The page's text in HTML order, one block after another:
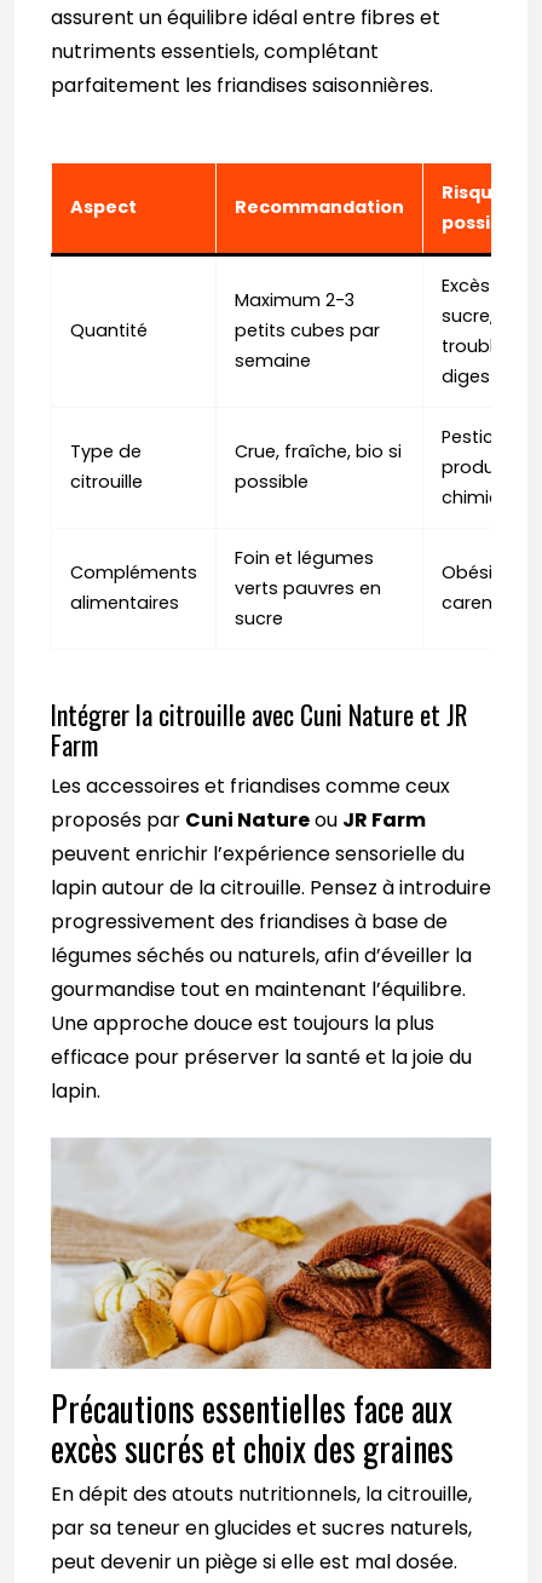
assurent un équilibre idéal entre fibres et
nutriments essentiels, complétant
parfaitement les friandises saisonnières.
Aspect Recommandation
Risques
possibles
Quantité
Maximum 2-3
petits cubes par
semaine
Excès de
sucre,
troubles
digestifs
Type de
citrouille
Crue, fraîche, bio si
possible
Pesticides,
produits
chimiques
Compléments
alimentaires
Foin et légumes
verts pauvres en
sucre
Obésité,
carences
Intégrer la citrouille avec Cuni Nature et JR
Farm
Les accessoires et friandises comme ceux
proposés par Cuni Natureou JR Farm
peuvent enrichir l’expérience sensorielle du
lapin autour de la citrouille. Pensez à introduire
progressivement des friandises à base de
légumes séchés ou naturels, afin d’éveiller la
gourmandise tout en maintenant l’équilibre.
Une approche douce est toujours la plus
efficace pour préserver la santé et la joie du
lapin.
Précautions essentielles face aux
excès sucrés et choix des graines
En dépit des atouts nutritionnels, la citrouille,
par sa teneur en glucides et sucres naturels,
peut devenir un piège si elle est mal dosée.